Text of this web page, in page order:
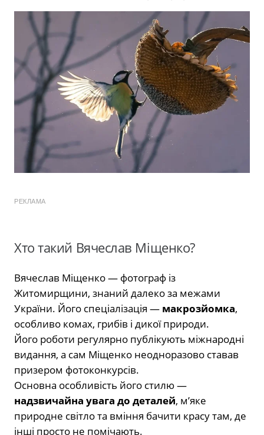
РЕКЛАМА
Хто такий Вячеслав Міщенко?
Вячеслав Міщенко — фотограф із
Житомирщини, знаний далеко за межами
України. Його спеціалізація — макрозйомка,
особливо комах, грибів і дикої природи.
Його роботи регулярно публікують міжнародні
видання, а сам Міщенко неодноразово ставав
призером фотоконкурсів.
Основна особливість його стилю —
надзвичайна увага до деталей, м’яке
природне світло та вміння бачити красу там, де
інші просто не помічають.